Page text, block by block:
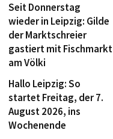
Seit Donnerstag
wieder in Leipzig: Gilde
der Marktschreier
gastiert mit Fischmarkt
am Völki
Hallo Leipzig: So
startet Freitag, der 7.
August 2026, ins
Wochenende